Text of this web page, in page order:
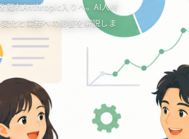
離れAnthropic入りへ。AI人材
化と実務への影響を解説しま